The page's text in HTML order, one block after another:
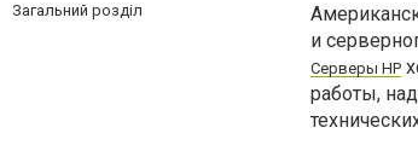
Загальний розділ
и
Серверы HP
работы,